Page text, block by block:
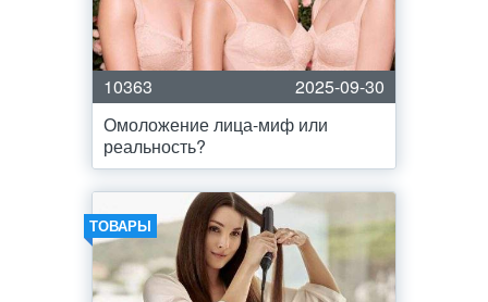
10363
2025-09-30
Омоложение лица-миф или
реальность?
ТОВАРЫ